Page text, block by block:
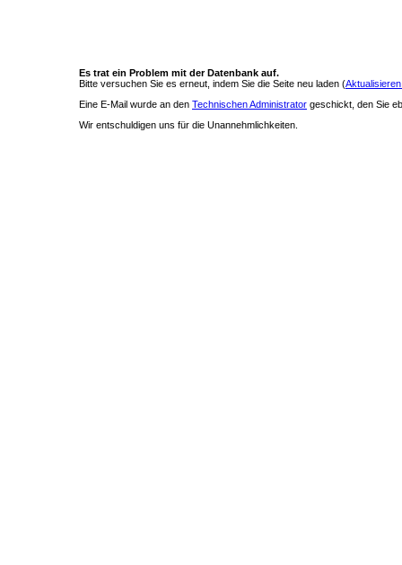
Es trat ein Problem mit der Datenbank auf.
Bitte versuchen Sie es erneut, indem Sie die Seite neu laden (
Eine E-Mail wurde an den Technischen Administrator geschickt, den Sie
Wir entschuldigen uns für die Unannehmlichkeiten.